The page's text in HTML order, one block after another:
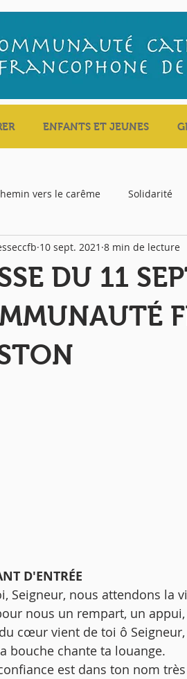
ENFANTS ET JEUNES
vers le carême Solidarité
DU 11
10 sept. 2021 8 min de lecture
D'ENTRÉE
Seigneur, nous attendons la
nous un rempart, un
cœur vient de toi ô Seigneur,
bouche chante ta louange.
est dans ton nom